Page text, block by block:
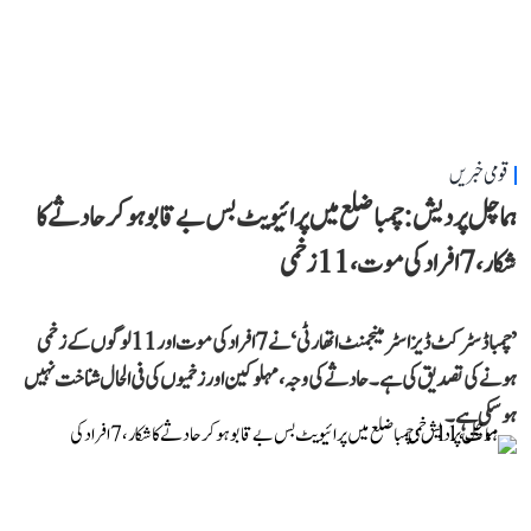
قومی خبریں
ہماچل پردیش: چمبا ضلع میں پرائیویٹ بس بے قابو ہوکر حادثے کا
شکار، 7 افراد کی موت، 11 زخمی
’چمبا ڈسٹرکٹ ڈیزاسٹر مینجمنٹ اتھارٹی‘ نے 7 افراد کی موت اور 11 لوگوں کے زخمی
ہونے کی تصدیق کی ہے۔ حادثے کی وجہ، مہلوکین اور زخمیوں کی فی الحال شناخت نہیں
ہو سکی ہے۔